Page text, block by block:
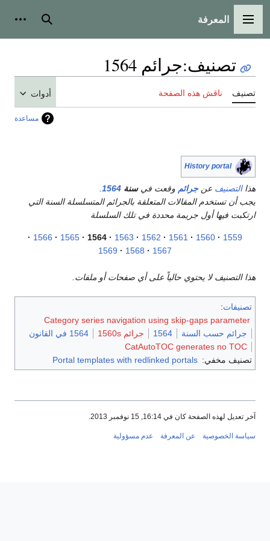
القائمة الرئيسية
المعرفة بحث
تصنيف:جرائم 1564
تصنيف ناقش هذه الصفحة أدوات
مساعدة
History portal
هذاالتصنيف عنجرائم وقعت فيسنة 1564
يجب أن تستخدم المقالات المتعلقة بالجرائم المتسلسلة السنة التي
ارتكبت فيها أول جريمة محددة في تلك السلسلة
1559
1560
1561
1562
1563
1564
1565
1566
1567
1568
1569
هذا التصنيف لا يحتوي حالياً على أي صفحات أو ملفات.
تصنيفات:
Category series navigation using skip-gaps parameter
جرائم حسب السنة
1564 جرائم 1560s
1564 في القانون
CatAutoTOC generates no TOC
تصنيف مخفي: Portal templates with redlinked portals
آخر تعديل لهذه الصفحة كان في 16:14, 15 نوفمبر 2013.
سياسة الخصوصية عن المعرفة عدم مسؤولية